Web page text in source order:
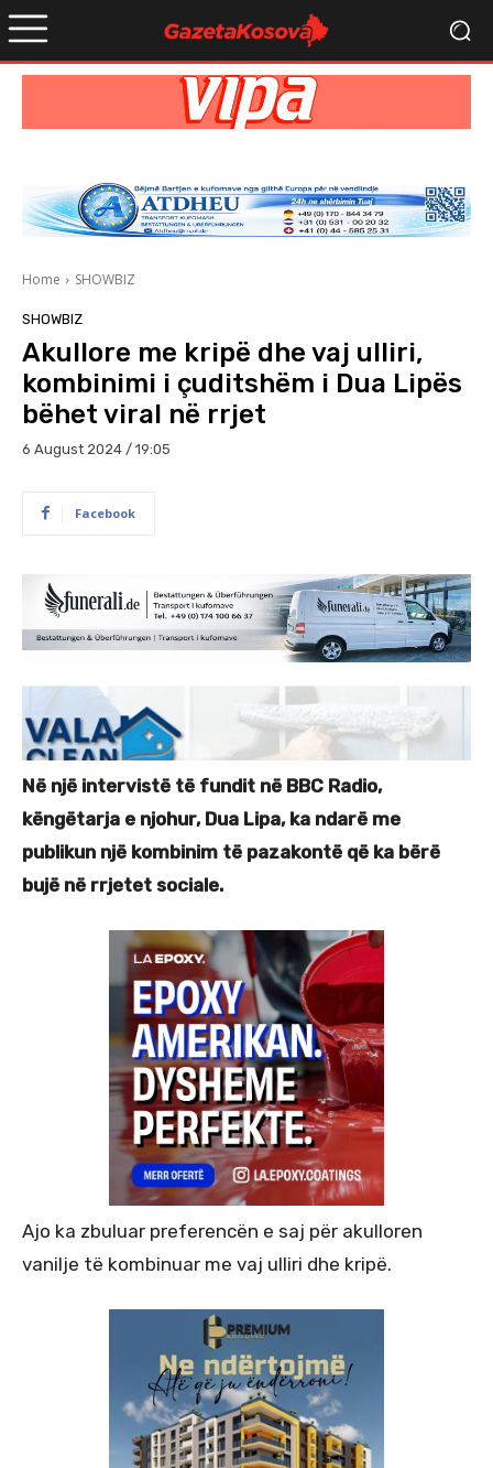
Home SHOWBIZ
SHOWBIZ
Akullore me kripë dhe vaj ulliri,
kombinimi i çuditshëm i Dua Lipës
bëhet viral në rrjet
6 August 2024 / 19:05
Facebook
Në një intervistë të fundit në BBC Radio,
këngëtarja e njohur, Dua Lipa, ka ndarë me
publikun një kombinim të pazakontë që ka bërë
bujë në rrjetet sociale.
Ajo ka zbuluar preferencën e saj për akulloren
vanilje të kombinuar me vaj ulliri dhe kripë.